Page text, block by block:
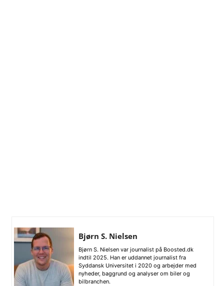
Bjørn S. Nielsen
Bjørn S. Nielsen var journalist på Boosted.dk
indtil 2025. Han er uddannet journalist fra
Syddansk Universitet i 2020 og arbejder med
nyheder, baggrund og analyser om biler og
bilbranchen.